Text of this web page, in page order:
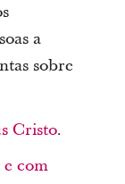
a
sobre
Cristo.
com